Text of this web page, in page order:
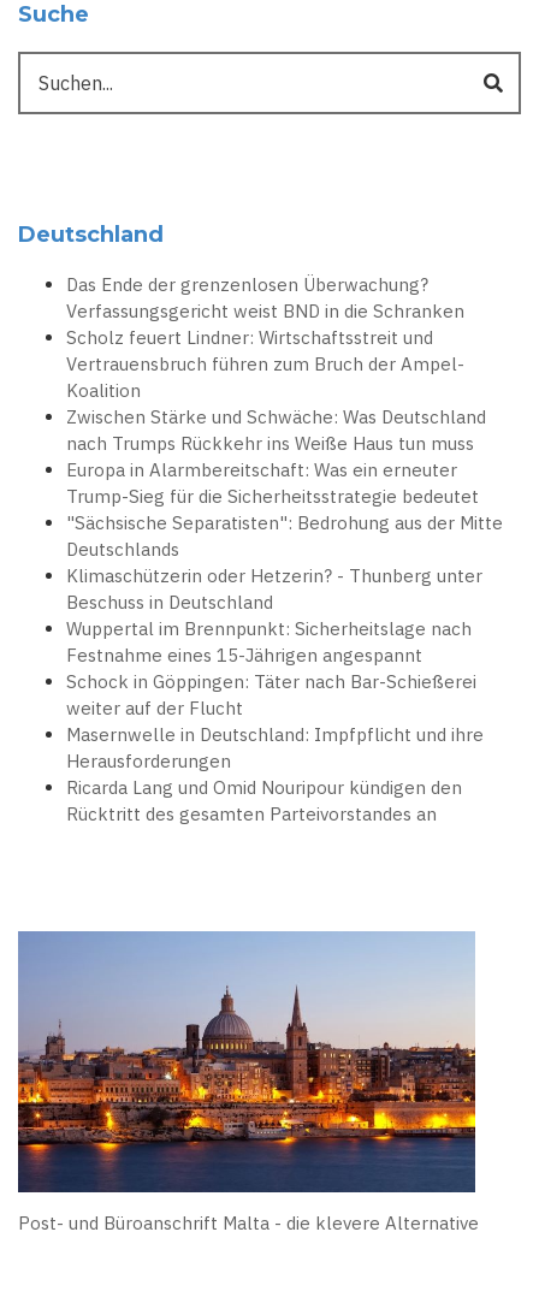
Suche
Deutschland
Das Ende der grenzenlosen Überwachung?
Verfassungsgericht weist BND in die Schranken
Scholz feuert Lindner: Wirtschaftsstreit und
Vertrauensbruch führen zum Bruch der Ampel-
Koalition
Zwischen Stärke und Schwäche: Was Deutschland
nach Trumps Rückkehr ins Weiße Haus tun muss
Europa in Alarmbereitschaft: Was ein erneuter
Trump-Sieg für die Sicherheitsstrategie bedeutet
"Sächsische Separatisten": Bedrohung aus der Mitte
Deutschlands
Klimaschützerin oder Hetzerin? - Thunberg unter
Beschuss in Deutschland
Wuppertal im Brennpunkt: Sicherheitslage nach
Festnahme eines 15-Jährigen angespannt
Schock in Göppingen: Täter nach Bar-Schießerei
weiter auf der Flucht
Masernwelle in Deutschland: Impfpflicht und ihre
Herausforderungen
Ricarda Lang und Omid Nouripour kündigen den
Rücktritt des gesamten Parteivorstandes an
Post- und Büroanschrift Malta - die klevere Alternative